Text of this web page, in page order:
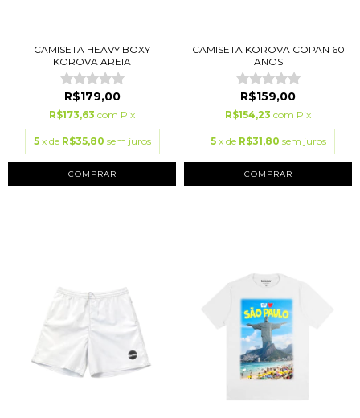
CAMISETA HEAVY BOXY
KOROVA AREIA
R$179,00
R$173,63 com Pix
5 x de R$35,80 sem juros
COMPRAR
CAMISETA KOROVA COPAN 60
ANOS
R$159,00
R$154,23 com Pix
5 x de R$31,80 sem juros
COMPRAR